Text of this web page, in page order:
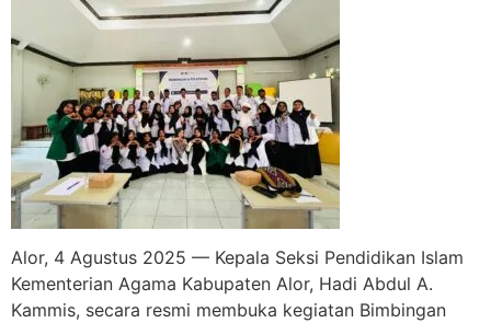
Alor, 4 Agustus 2025 — Kepala Seksi Pendidikan Islam
Kementerian Agama Kabupaten Alor, Hadi Abdul A.
Kammis, secara resmi membuka kegiatan Bimbingan